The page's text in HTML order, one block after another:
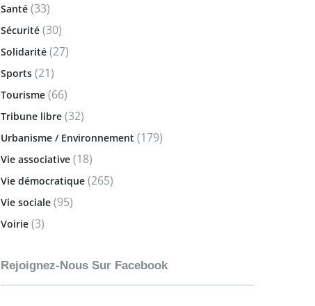
Santé (33)
Sécurité (30)
Solidarité (27)
Sports (21)
Tourisme (66)
Tribune libre (32)
Urbanisme / Environnement (179)
Vie associative (18)
Vie démocratique (265)
Vie sociale (95)
Voirie (3)
Rejoignez-Nous Sur Facebook